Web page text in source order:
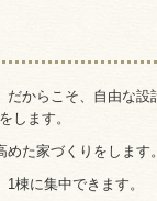
だからこそ、自由な設
します。
た家づくりをします。
棟に集中できます。